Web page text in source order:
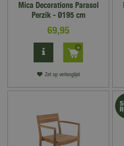
Mica Decorations Parasol
Perzik - Ø195 cm
69,95
Zet op verlanglijst